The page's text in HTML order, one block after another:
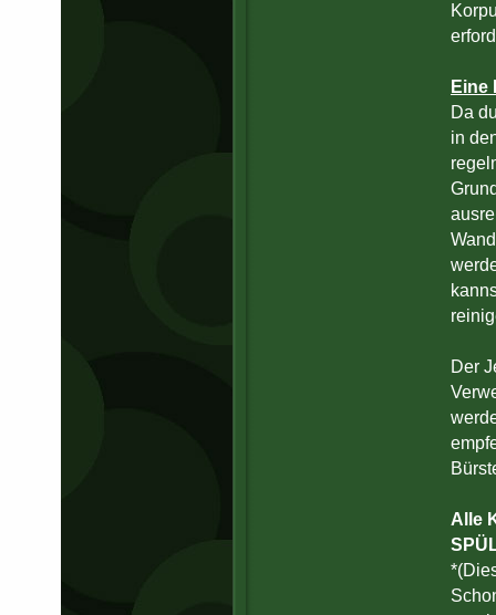
Eine
Da
in
Der
Alle